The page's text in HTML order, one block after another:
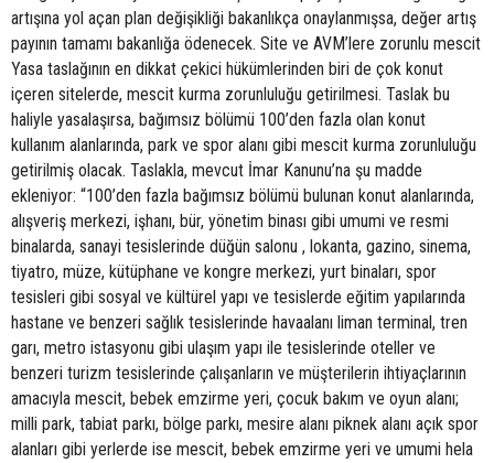
artışına yol açan plan değişikliği bakanlıkça onaylanmışsa, değer artış
payının tamamı bakanlığa ödenecek. Site ve AVM’lere zorunlu mescit
Yasa taslağının en dikkat çekici hükümlerinden biri de çok konut
içeren sitelerde, mescit kurma zorunluluğu getirilmesi. Taslak bu
haliyle yasalaşırsa, bağımsız bölümü 100’den fazla olan konut
kullanım alanlarında, park ve spor alanı gibi mescit kurma zorunluluğu
getirilmiş olacak. Taslakla, mevcut İmar Kanunu’na şu madde
ekleniyor: “100’den fazla bağımsız bölümü bulunan konut alanlarında,
alışveriş merkezi, işhanı, bür, yönetim binası gibi umumi ve resmi
binalarda, sanayi tesislerinde düğün salonu , lokanta, gazino, sinema,
tiyatro, müze, kütüphane ve kongre merkezi, yurt binaları, spor
tesisleri gibi sosyal ve kültürel yapı ve tesislerde eğitim yapılarında
hastane ve benzeri sağlık tesislerinde havaalanı liman terminal, tren
garı, metro istasyonu gibi ulaşım yapı ile tesislerinde oteller ve
benzeri turizm tesislerinde çalışanların ve müşterilerin ihtiyaçlarının
amacıyla mescit, bebek emzirme yeri, çocuk bakım ve oyun alanı;
milli park, tabiat parkı, bölge parkı, mesire alanı piknek alanı açık spor
alanları gibi yerlerde ise mescit, bebek emzirme yeri ve umumi hela